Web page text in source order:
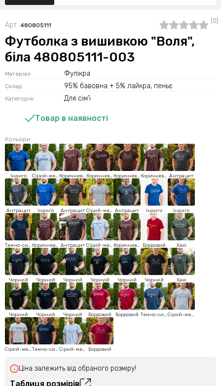
Арт. 480805111
(0)
Футболка з вишивкою "Воля",
біла 480805111-003
Матеріал Фулікра
Склад 95% бавовна + 5% лайкра, пеньє
Категорія: Для сім'ї
Товар в наявності
Кольори:
Індиго Сірий-меланж Коричневий Коричневий Коричневий Коричневий Антрацит
Антрацит Індиго Антрацит Сірий-меланж Антрацит Індиго Індиго
Темно-синій Коричневий Антрацит Сірий-меланж Коричневий Бордовий Хакі
Чорний Чорний Чорний Чорний Чорний Чорний Хакі
Чорний Чорний Чорний Бордовий Бордовий Темно-синій Сірий-меланж
Сірий-меланж Темно-синій Сірий-меланж Бордовий
Ціна залежить від обраного розміру!
Таблиця розмірів